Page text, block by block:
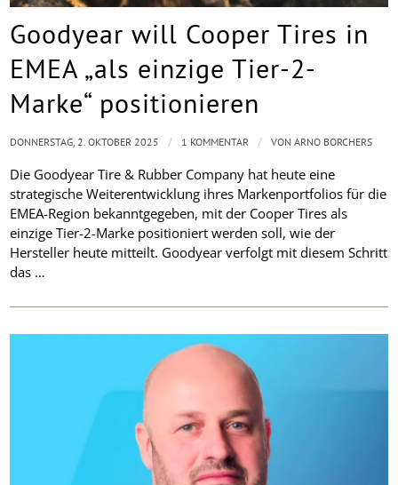
Goodyear will Cooper Tires in
EMEA „als einzige Tier-2-
Marke“ positionieren
Die Goodyear Tire & Rubber Company hat heute eine
strategische Weiterentwicklung ihres Markenportfolios für die
EMEA-Region bekanntgegeben, mit der Cooper Tires als
einzige Tier-2-Marke positioniert werden soll, wie der
Hersteller heute mitteilt. Goodyear verfolgt mit diesem Schritt
das …
DONNERSTAG, 2. OKTOBER 2025 / 1 KOMMENTAR / VONARNO BORCHERS